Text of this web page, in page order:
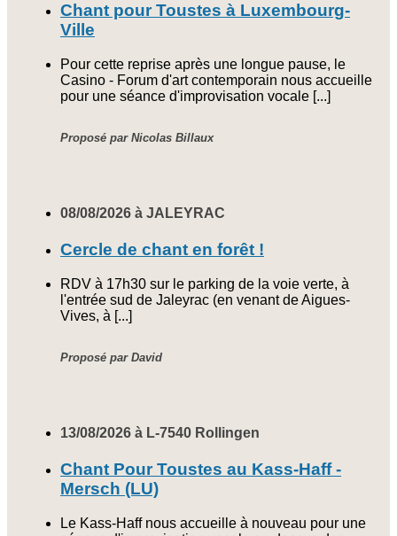
Chant pour Toustes à Luxembourg-
Ville
Pour cette reprise après une longue pause, le
Casino - Forum d'art contemporain nous accueille
pour une séance d'improvisation vocale [...]
Proposé par Nicolas Billaux
08/08/2026 à JALEYRAC
Cercle de chant en forêt !
RDV à 17h30 sur le parking de la voie verte, à
l'entrée sud de Jaleyrac (en venant de Aigues-
Vives, à [...]
Proposé par David
13/08/2026 à L-7540 Rollingen
Chant Pour Toustes au Kass-Haff -
Mersch (LU)
Le Kass-Haff nous accueille à nouveau pour une